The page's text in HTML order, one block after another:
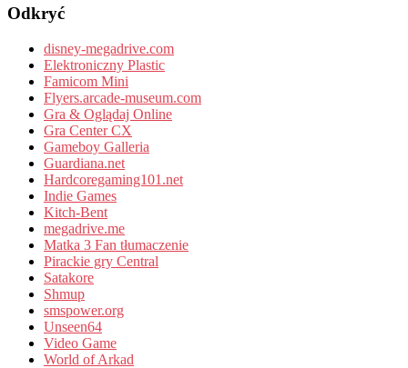
Odkryć
disney-megadrive.com
Elektroniczny Plastic
Famicom Mini
Flyers.arcade-museum.com
Gra & Oglądaj Online
Gra Center CX
Gameboy Galleria
Guardiana.net
Hardcoregaming101.net
Indie Games
Kitch-Bent
megadrive.me
Matka 3 Fan tłumaczenie
Pirackie gry Central
Satakore
Shmup
smspower.org
Unseen64
Video Game
World of Arkad